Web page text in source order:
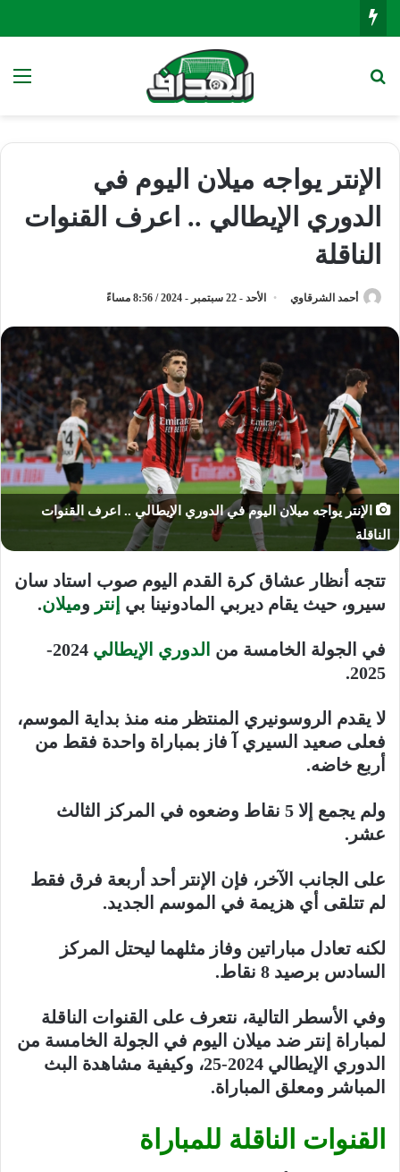
الإنتر يواجه ميلان اليوم في
الدوري الإيطالي .. اعرف القنوات
الناقلة
أحمد الشرقاوي الأحد - 22 سبتمبر - 2024 / 8:56 مساءً
الإنتر يواجه ميلان اليوم في الدوري الإيطالي .. اعرف القنوات
الناقلة
تتجه أنظار عشاق كرة القدم اليوم صوب استاد سان
سيرو، حيث يقام ديربي المادونينا بي إنتر وميلان.
في الجولة الخامسة من الدوري الإيطالي
2024-
2025.
لا يقدم الروسونيري المنتظر منه منذ بداية الموسم،
فعلى صعيد السيري آ فاز بمباراة واحدة فقط من
أربع خاضه.
ولم يجمع إلا 5 نقاط وضعوه في المركز الثالث
عشر.
على الجانب الآخر، فإن الإنتر أحد أربعة فرق فقط
لم تتلقى أي هزيمة في الموسم الجديد.
لكنه تعادل مباراتين وفاز مثلهما ليحتل المركز
السادس برصيد 8 نقاط.
وفي الأسطر التالية، نتعرف على القنوات الناقلة
لمباراة إنتر ضد ميلان اليوم في الجولة الخامسة من
الدوري الإيطالي 2024-25، وكيفية مشاهدة البث
المباشر ومعلق المباراة.
القنوات الناقلة للمباراة